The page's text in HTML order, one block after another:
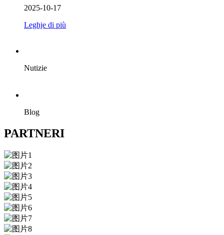
2025-10-17
Leghje di più
Nutizie
Blog
PARTNERI